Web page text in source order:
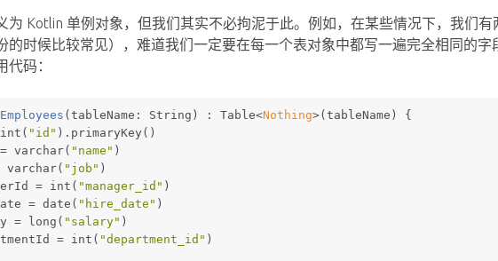
为 Kotlin 单例对象，但我们其实不必拘泥于此。例如，在某些情况下，我们
的时候比较常见），难道我们一定要在每一个表对象中都写一遍完全相同的
码：
Employees (tableName: String) : Table<Nothing>(tableName) {
"id" ).primaryKey()
= varchar( "name" )
varchar( "job" )
= int( "manager_id" )
= date( "hire_date" )
= long( "salary" )
= int( "department_id" )